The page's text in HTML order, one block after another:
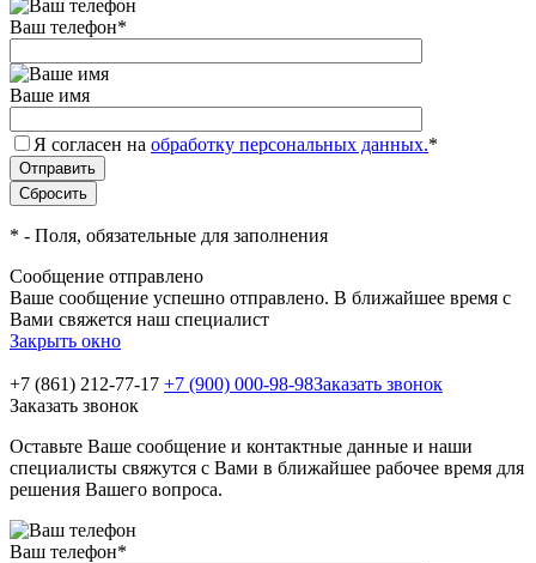
Ваш телефон*
Ваше имя
Я согласен на обработку персональных данных.*
* - Поля, обязательные для заполнения
Сообщение отправлено
Ваше сообщение успешно отправлено. В ближайшее время с
Вами свяжется наш специалист
Закрыть окно
+7 (861) 212-77-17 +7 (900) 000-98-98Заказать звонок
Заказать звонок
Оставьте Ваше сообщение и контактные данные и наши
специалисты свяжутся с Вами в ближайшее рабочее время для
решения Вашего вопроса.
Ваш телефон*